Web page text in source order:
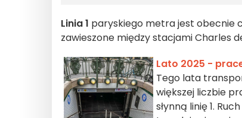
Linia 1 paryskiego metra jest obecnie
zawieszone między stacjami Charles
Lato 2025 -
Tego lata
większej liczbie
słynną linię 1.